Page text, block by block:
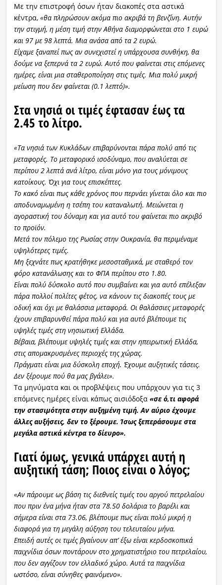
Με την επιστροφή όσων ήταν διακοπές στα αστικά
κέντρα, «θα πληρώσουν ακόμα πιο ακριβά τη βενζίνη. Αυτήν
την στιγμή, η μέση τιμή στην Αθήνα διαμορφώνεται στο 1 ευρώ
και 97 με 98 λεπτά. Μια ανάσα από τα 2 ευρώ.
Είχαμε ξαναπεί πως αν συνεχιστεί η υπάρχουσα συνθήκη, θα
δούμε να ξεπερνά τα 2 ευρώ. Αυτό που φαίνεται στις επόμενες
ημέρες, είναι μια σταθεροποίηση στις τιμές. Μια πολύ μικρή
μείωση που δεν φαίνεται (0.1 λεπτό)».
Στα νησιά οι τιμές έφτασαν έως τα
2.45 το λίτρο.
«Τα νησιά των Κυκλάδων επιβαρύνονται πάρα πολύ από τις
μεταφορές. Το μεταφορικό ισοδύναμο, που αναλύεται σε
περίπου 2 λεπτά ανά λίτρο, είναι μόνο για τους μόνιμους
κατοίκους. Όχι για τους επισκέπτες.
Το κακό είναι πως κάθε χρόνος που περνάει γίνεται όλο και πιο
αποδυναμωμένη η τσέπη του καταναλωτή. Μειώνεται η
αγοραστική του δύναμη και για αυτό του φαίνεται πιο ακριβό
το προϊόν.
Μετά τον πόλεμο της Ρωσίας στην Ουκρανία, θα περιμέναμε
υψηλότερες τιμές.
Μη ξεχνάτε πως κρατήθηκε μεσοσταθμικά, με σταθερό τον
φόρο κατανάλωσης και το ΦΠΑ περίπου στο 1.80.
Είναι πολύ δύσκολο αυτό που συμβαίνει και για αυτό επέλεξαν
πάρα πολλοί πολίτες φέτος, να κάνουν τις διακοπές τους με
οδική και όχι με θαλάσσια μεταφορά. Οι θαλάσσιες μεταφορές
έχουν επιβαρυνθεί πάρα πολύ και για αυτό βλέπουμε τις
υψηλές τιμές στη νησιωτική Ελλάδα.
Βέβαια, βλέπουμε υψηλές τιμές και στην ηπειρωτική Ελλάδα,
στις απομακρυσμένες περιοχές της χώρας.
Πράγματι είναι μια δύσκολη εποχή. Έχουμε αυξητικές τάσεις.
Δεν ξέρουμε πού θα μας βγάλει».
Τα μηνύματα και οι προβλέψεις που υπάρχουν για τις 3
επόμενες ημέρες είναι κάπως αισιόδοξα «σε ό,τι αφορά
την στασιμότητα στην αυξημένη τιμή. Αν αύριο έχουμε
άλλες αυξήσεις, δεν το ξέρουμε. Ίσως ξεπεράσουμε στα
μεγάλα αστικά κέντρα το δίευρο».
Γιατί όμως, γενικά υπάρχει αυτή η
αυξητική τάση; Ποιος είναι ο λόγος;
«Αν πάρουμε ως βάση τις διεθνείς τιμές του αργού πετρελαίου
που πριν ένα μήνα ήταν στα 78.50 δολάρια το βαρέλι και
σήμερα είναι στα 73.06, βλέπουμε πως είναι πολύ μικρή η
διαφορά για τη μεγάλη αύξηση του τελευταίου μήνα.
Επειδή αυτές οι τιμές βγαίνουν απ’ έξω είναι κερδοσκοπικά
παιχνίδια όσων ποντάρουν στο χρηματιστήριο του πετρελαίου,
που δεν αγγίζουν τον ελλαδικό χώρο. Αυτά τα παιχνίδια
ωστόσο, είναι σύνηθες φαινόμενο».